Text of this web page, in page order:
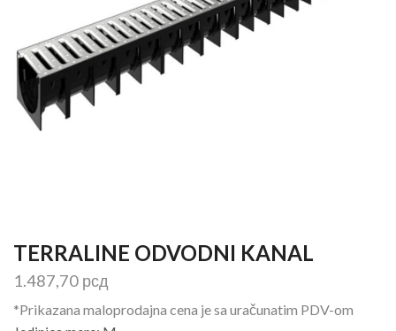
TERRALINE ODVODNI KANAL
1.487,70 рсд
*Prikazana maloprodajna cena je sa uračunatim PDV-om